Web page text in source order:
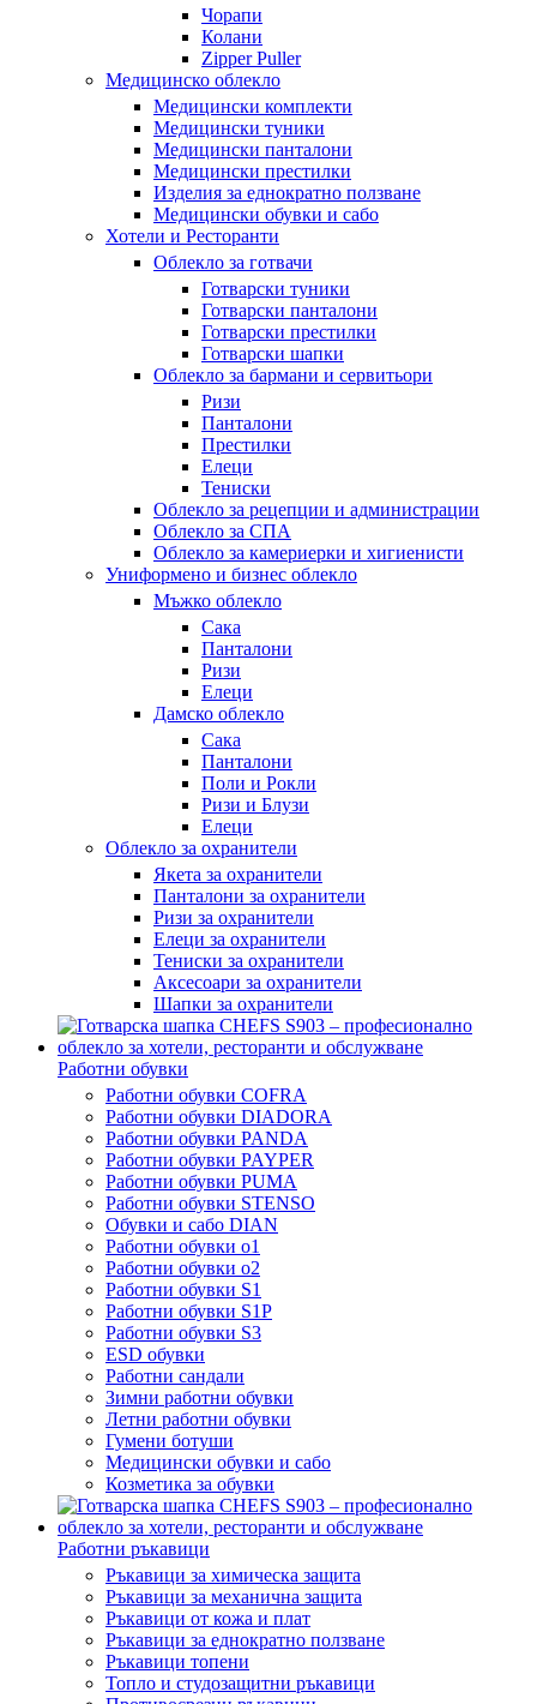
Чорапи
Колани
Zipper Puller
Медицинско облекло
Медицински комплекти
Медицински туники
Медицински панталони
Медицински престилки
Изделия за еднократно ползване
Медицински обувки и сабо
Хотели и Ресторанти
Облекло за готвачи
Готварски туники
Готварски панталони
Готварски престилки
Готварски шапки
Облекло за бармани и сервитьори
Ризи
Панталони
Престилки
Елеци
Тениски
Облекло за рецепции и администрации
Облекло за СПА
Облекло за камериерки и хигиенисти
Униформено и бизнес облекло
Мъжко облекло
Сака
Панталони
Ризи
Елеци
Дамско облекло
Сака
Панталони
Поли и Рокли
Ризи и Блузи
Елеци
Облекло за охранители
Якета за охранители
Панталони за охранители
Ризи за охранители
Елеци за охранители
Тениски за охранители
Аксесоари за охранители
Шапки за охранители
Работни обувки
Работни обувки COFRA
Работни обувки DIADORA
Работни обувки PANDA
Работни обувки PAYPER
Работни обувки PUMA
Работни обувки STENSO
Обувки и сабо DIAN
Работни обувки o1
Работни обувки o2
Работни обувки S1
Работни обувки S1P
Работни обувки S3
ESD обувки
Работни сандали
Зимни работни обувки
Летни работни обувки
Гумени ботуши
Медицински обувки и сабо
Козметика за обувки
Работни ръкавици
Ръкавици за химическа защита
Ръкавици за механична защита
Ръкавици от кожа и плат
Ръкавици за еднократно ползване
Ръкавици топени
Топло и студозащитни ръкавици